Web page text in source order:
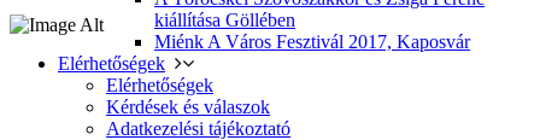
kiállítása Göllében
Miénk A Város Fesztivál 2017, Kaposvár
Elérhetőségek
Elérhetőségek
Kérdések és válaszok
Adatkezelési tájékoztató